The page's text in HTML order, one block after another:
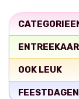
OOK LEUK
FEESTDAGEN